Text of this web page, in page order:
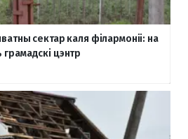
сектар каля філармоніі: на
цэнтр